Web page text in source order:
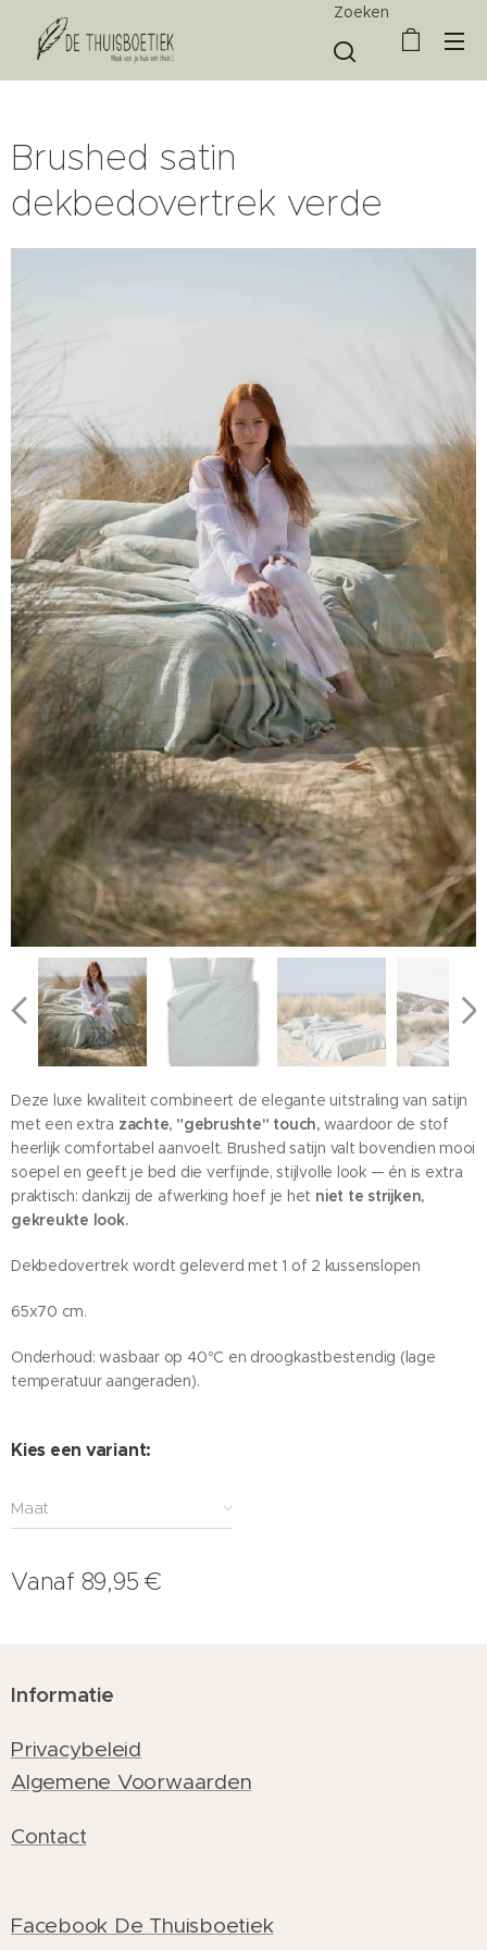
Zoeken
Brushed satin
dekbedovertrek verde
Deze luxe kwaliteit combineert de elegante uitstraling van satijn
met een extra zachte, "gebrushte" touch,waardoor de stof
heerlijk comfortabel aanvoelt. Brushed satijn valt bovendien mooi
soepel en geeft je bed die verfijnde, stijlvolle look — én is extra
praktisch: dankzij de afwerking hoef je het niet te strijken,
gekreukte look.
Dekbedovertrek wordt geleverd met 1 of 2 kussenslopen
65x70 cm.
Onderhoud: wasbaar op 40°C en droogkastbestendig (lage
temperatuur aangeraden).
Kies een variant:
Maat
Vanaf 89,95 €
Informatie
Privacybeleid
Algemene Voorwaarden
Contact
Facebook De Thuisboetiek